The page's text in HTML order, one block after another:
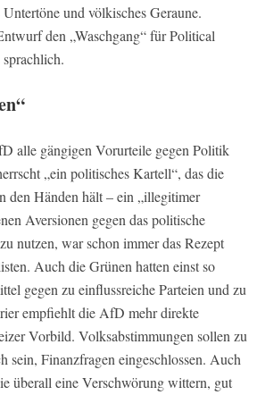
und völkisches Geraune.
den „Waschgang“ für Political
alle gängigen Vorurteile gegen Politik
„ein politisches Kartell“, das die
den Händen hält – ein „illegitimer
Aversionen gegen das politische
nutzen, war schon immer das Rezept
Auch die Grünen hatten einst so
gegen zu einflussreiche Parteien und zu
empfiehlt die AfD mehr direkte
Vorbild. Volksabstimmungen sollen zu
sein, Finanzfragen eingeschlossen. Auch
überall eine Verschwörung wittern, gut